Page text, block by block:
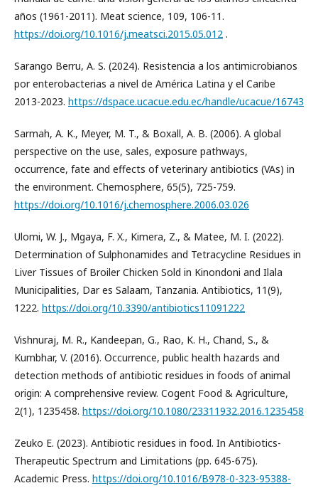
años (1961-2011). Meat science, 109, 106-11.
https://doi.org/10.1016/j.meatsci.2015.05.012 .
Sarango Berru, A. S. (2024). Resistencia a los antimicrobianos
por enterobacterias a nivel de América Latina y el Caribe
2013-2023. https://dspace.ucacue.edu.ec/handle/ucacue/16743
Sarmah, A. K., Meyer, M. T., & Boxall, A. B. (2006). A global
perspective on the use, sales, exposure pathways,
occurrence, fate and effects of veterinary antibiotics (VAs) in
the environment. Chemosphere, 65(5), 725-759.
https://doi.org/10.1016/j.chemosphere.2006.03.026
Ulomi, W. J., Mgaya, F. X., Kimera, Z., & Matee, M. I. (2022).
Determination of Sulphonamides and Tetracycline Residues in
Liver Tissues of Broiler Chicken Sold in Kinondoni and Ilala
Municipalities, Dar es Salaam, Tanzania. Antibiotics, 11(9),
1222. https://doi.org/10.3390/antibiotics11091222
Vishnuraj, M. R., Kandeepan, G., Rao, K. H., Chand, S., &
Kumbhar, V. (2016). Occurrence, public health hazards and
detection methods of antibiotic residues in foods of animal
origin: A comprehensive review. Cogent Food & Agriculture,
2(1), 1235458. https://doi.org/10.1080/23311932.2016.1235458
Zeuko E. (2023). Antibiotic residues in food. In Antibiotics-
Therapeutic Spectrum and Limitations (pp. 645-675).
Academic Press. https://doi.org/10.1016/B978-0-323-95388-